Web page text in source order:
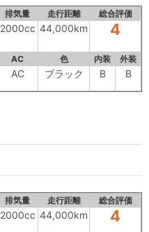
排気量 走行距離 総合評価
2000cc 44,000km 4
AC 色 内装 外装
AC ブラック B B
排気量 走行距離 総合評価
2000cc 44,000km 4